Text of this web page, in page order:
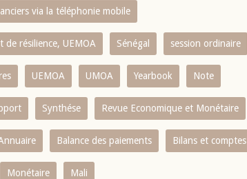
via la téléphonie mobile
résilience, UEMOA Sénégal session ordinaire
UEMOA UMOA Yearbook Note
Synthése Revue Economique et Monétaire
Balance des paiements Bilans et comptes
Monétaire Mali